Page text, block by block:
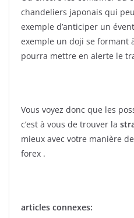
chandeliers japonais qui
exemple d’anticiper un
exemple un doji se formant à
pourra mettre en alerte le
Vous voyez donc que les
c’est à vous de trouver la
mieux avec votre manière
forex .
articles connexes: